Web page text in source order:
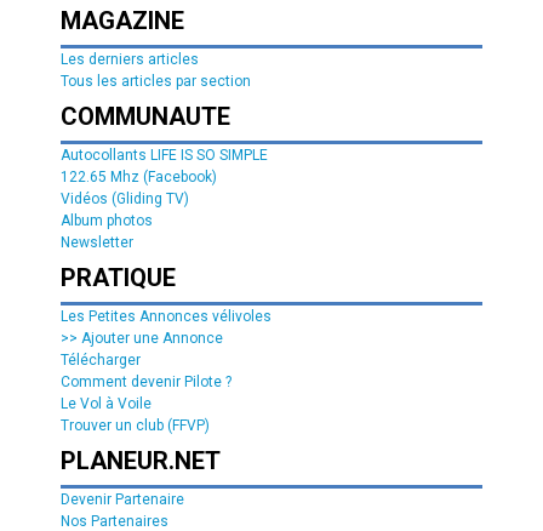
MAGAZINE
Les derniers articles
Tous les articles par section
COMMUNAUTE
Autocollants LIFE IS SO SIMPLE
122.65 Mhz (Facebook)
Vidéos (Gliding TV)
Album photos
Newsletter
PRATIQUE
Les Petites Annonces vélivoles
>> Ajouter une Annonce
Télécharger
Comment devenir Pilote ?
Le Vol à Voile
Trouver un club (FFVP)
PLANEUR.NET
Devenir Partenaire
Nos Partenaires